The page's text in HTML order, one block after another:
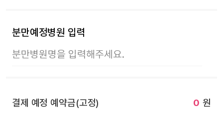
분만예정병원 입력
결제 예정 예약금(고정) 0 원